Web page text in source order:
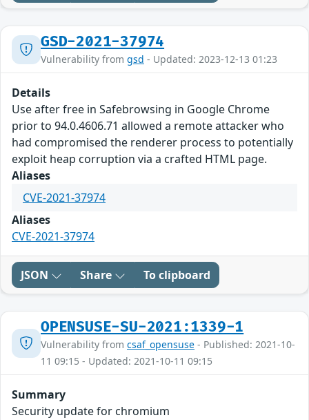
GSD-2021-37974
Vulnerability from gsd - Updated: 2023-12-13 01:23
Details
Use after free in Safebrowsing in Google Chrome
prior to 94.0.4606.71 allowed a remote attacker who
had compromised the renderer process to potentially
exploit heap corruption via a crafted HTML page.
Aliases
CVE-2021-37974
Aliases
CVE-2021-37974
JSON Share To clipboard
OPENSUSE-SU-2021:1339-1
Vulnerability from csaf_opensuse - Published: 2021-10-
11 09:15 - Updated: 2021-10-11 09:15
Summary
Security update for chromium